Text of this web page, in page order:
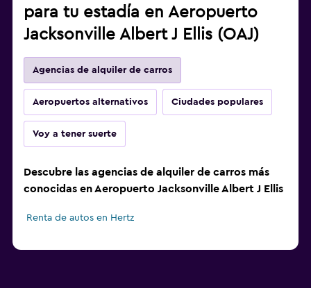
para tu estadía en Aeropuerto
Jacksonville Albert J Ellis (OAJ)
Agencias de alquiler de carros
Aeropuertos alternativos Ciudades populares
Voy a tener suerte
Descubre las agencias de alquiler de carros más
conocidas en Aeropuerto Jacksonville Albert J Ellis
Renta de autos en Hertz